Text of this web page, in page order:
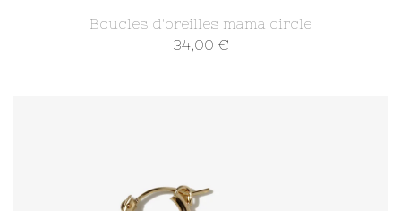
Boucles d'oreilles mama circle
34,00 €